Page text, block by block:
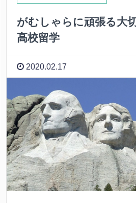
がむしゃらに頑張る大
高校留学
2020.02.17